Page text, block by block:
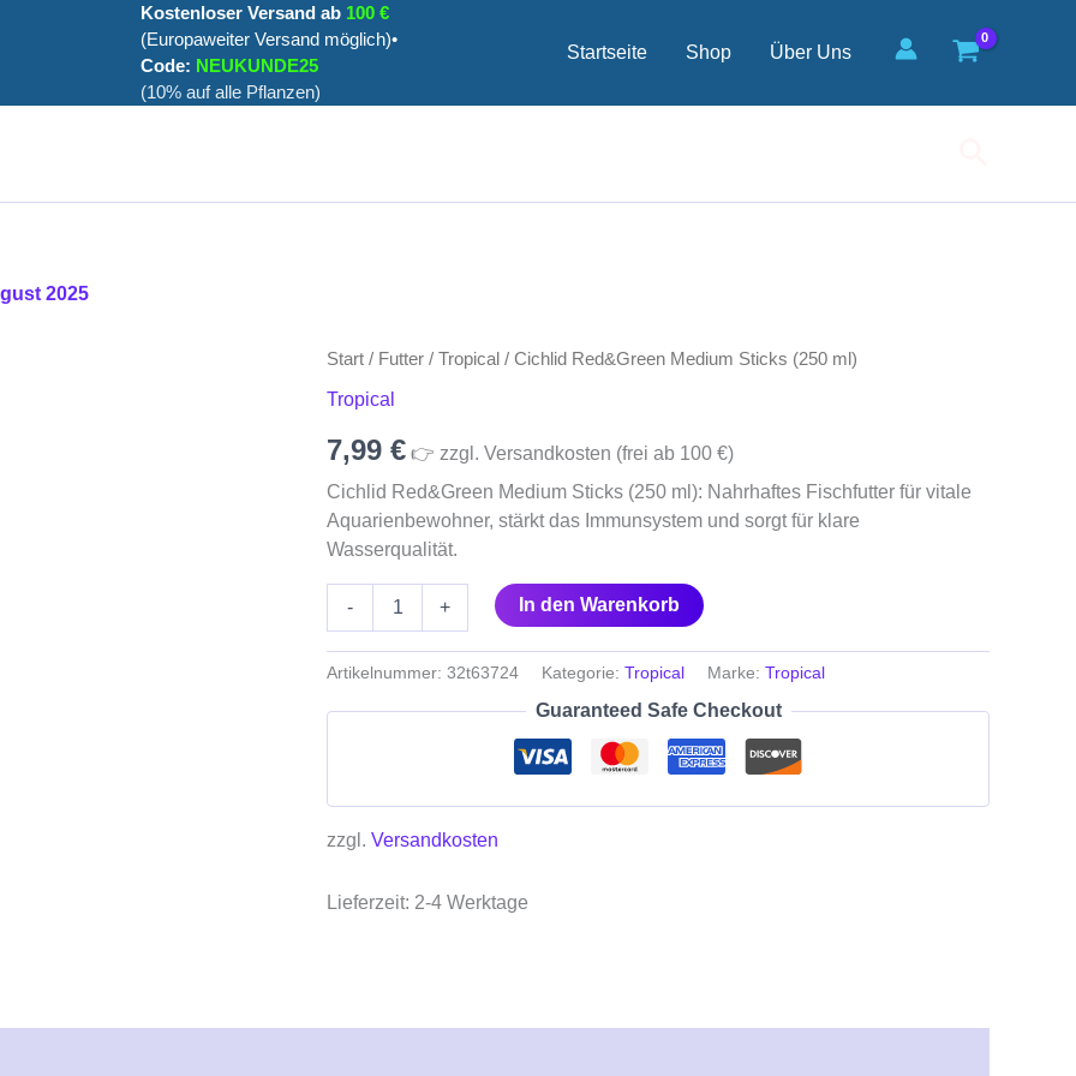
Kostenloser Versand ab 100 €
(Europaweiter Versand möglich)•
Code: NEUKUNDE25
(10% auf alle Pflanzen)
Startseite Shop Über Uns
2025
Start / Futter / Tropical / Cichlid Red&Green Medium Sticks (250 ml)
Tropical
7,99 € 👉 zzgl. Versandkosten (frei ab 100 €)
Cichlid Red&Green Medium Sticks (250 ml): Nahrhaftes Fischfutter für vitale
Aquarienbewohner, stärkt das Immunsystem und sorgt für klare
Wasserqualität.
-
Cichlid
Medium
(250
Menge
+ In den Warenkorb
Artikelnummer: 32t63724 Kategorie: Tropical Marke: Tropical
Guaranteed Safe Checkout
zzgl. Versandkosten
Lieferzeit: 2-4 Werktage